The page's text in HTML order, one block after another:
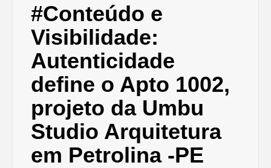
#Conteúdo e
Visibilidade:
Autenticidade
define o Apto 1002,
projeto da Umbu
Studio Arquitetura
em Petrolina -PE